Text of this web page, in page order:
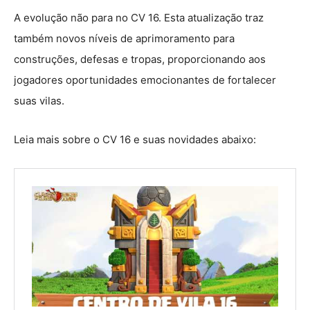
A evolução não para no CV 16. Esta atualização traz
também novos níveis de aprimoramento para
construções, defesas e tropas, proporcionando aos
jogadores oportunidades emocionantes de fortalecer
suas vilas.
Leia mais sobre o CV 16 e suas novidades abaixo: